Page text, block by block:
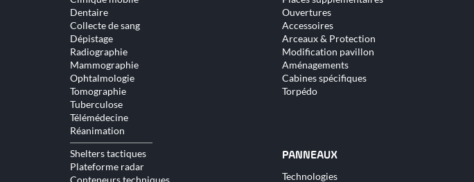
au
contenu
Dentaire
Collecte de sang
Dépistage
Radiographie
Mammographie
Ophtalmologie
Tomographie
Tuberculose
Télémédecine
Réanimation
Shelters tactiques
Plateforme radar
au
contenu
Ouvertures
Accessoires
Arceaux & Protection
Modification pavillon
Aménagements
Cabines spécifiques
Torpédo
PANNEAUX
Aller
Technologies